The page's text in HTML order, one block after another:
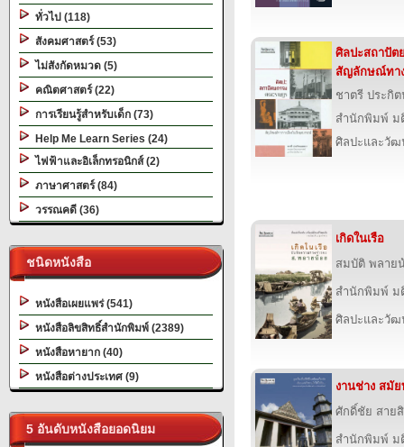
ทั่วไป (118)
สังคมศาสตร์ (53)
ไม่สังกัดหมวด (5)
คณิตศาสตร์ (22)
การเรียนรู้สำหรับเด็ก (73)
Help Me Learn Series (24)
ไฟฟ้าและอิเล็กทรอนิกส์ (2)
ภาษาศาสตร์ (84)
วรรณคดี (36)
ชนิดหนังสือ
หนังสือเผยแพร่ (541)
หนังสือลิขสิทธิ์สำนักพิมพ์ (2389)
หนังสือหายาก (40)
หนังสือต่างประเทศ (9)
5 อันดับหนังสือยอดนิยม
ศิลปะสถาปัต
สัญลักษณ์ทาง
ชาตรี ประกิ
สำนักพิมพ์ ม
ศิลปะและวัฒ
เกิดในเรือ
สมบัติ พลาย
สำนักพิมพ์ ม
ศิลปะและวัฒ
งานช่าง สมัย
ศักดิ์ชัย สาย
สำนักพิมพ์ ม